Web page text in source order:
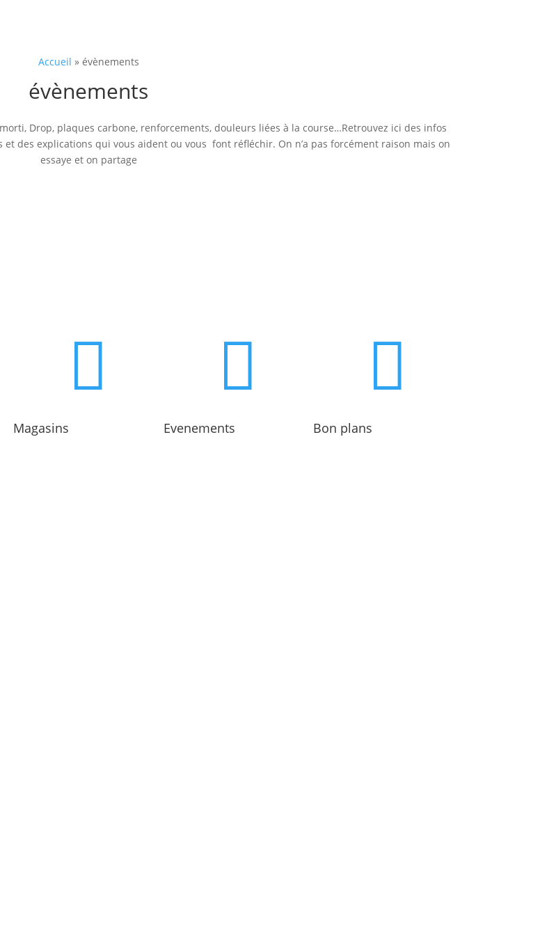
Accueil » évènements
évènements
Drop, plaques carbone, renforcements, douleurs liées à la course…Retrouvez ici des infos
des explications qui vous aident ou vous font réfléchir. On n’a pas forcément raison mais on
essaye et on partage

Magasins

Evenements

Bon plans